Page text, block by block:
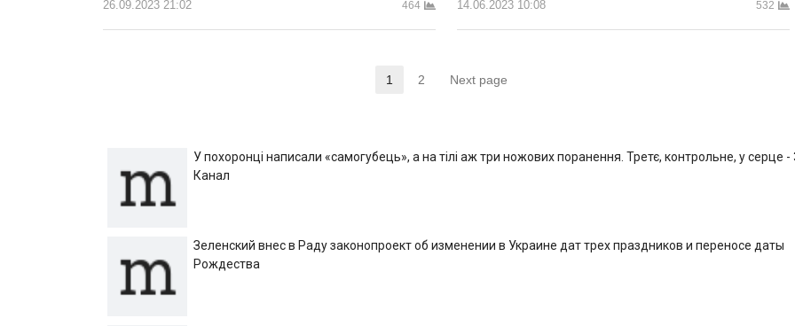
26.09.2023 21:02 464 14.06.2023 10:08 532
Страница
1 Страница
2 Next page
У похоронці написали «самогубець», а на тілі аж три ножових поранення. Третє, контрольне, у серце -
Канал
Зеленский внес в Раду законопроект об изменении в Украине дат трех праздников и переносе даты
Рождества